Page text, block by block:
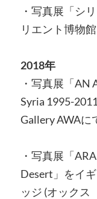
・写真展「シ
リエント博物館
2018年
・写真展「AN
Syria 1995-
Gallery AWAに
・写真展「
Desert」をイ
ッジ (オックス